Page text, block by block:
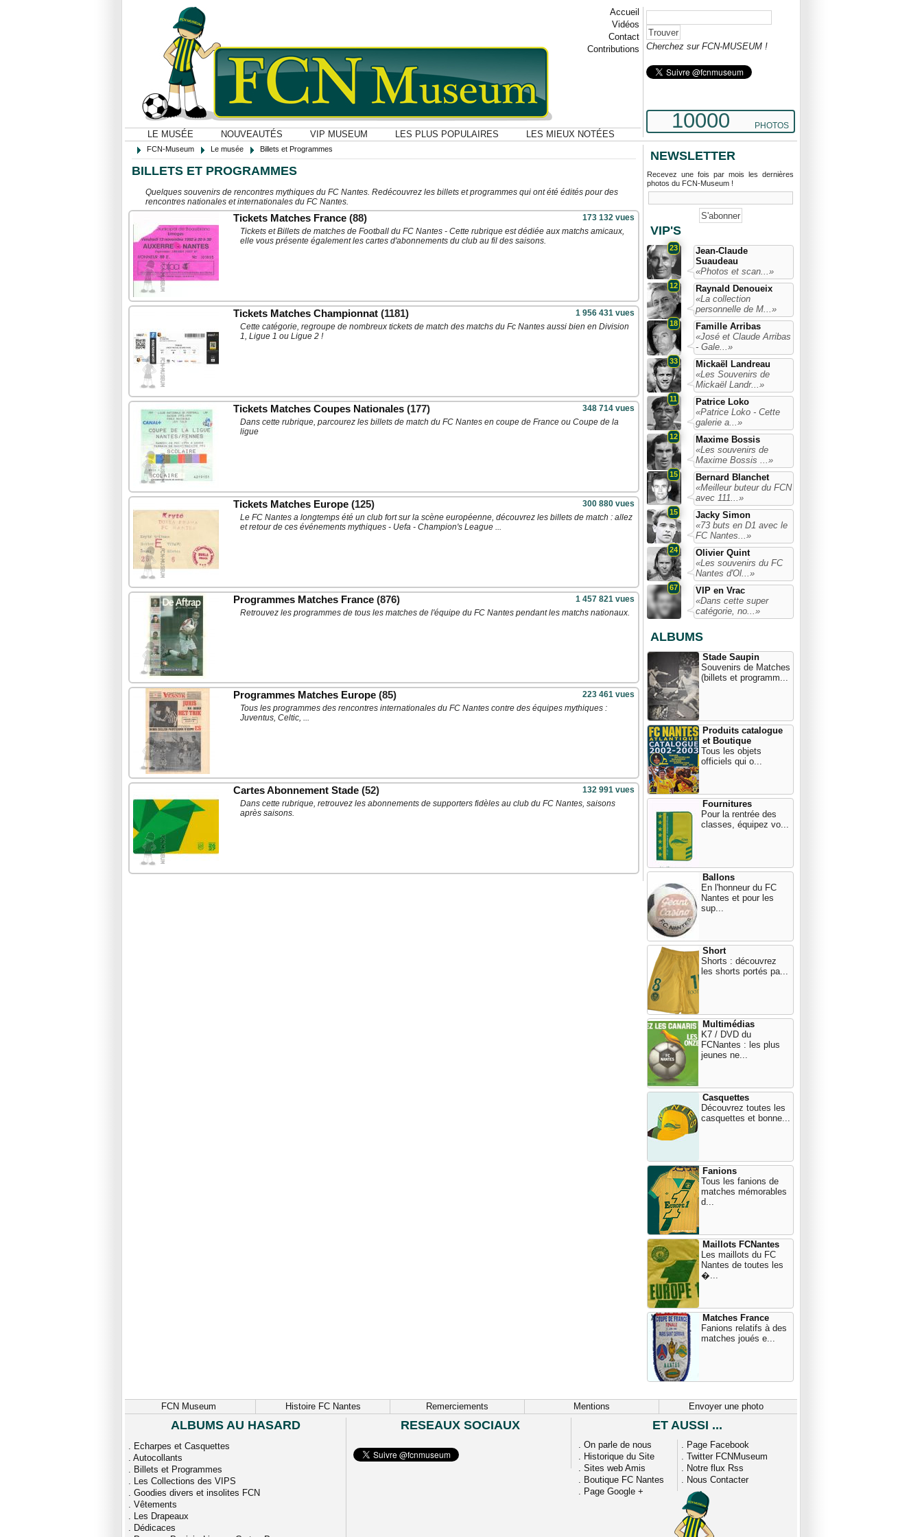
Accueil
Vidéos
Contact
Contributions
LE MUSÉE NOUVEAUTÉS VIP MUSEUM LES PLUS POPULAIRES LES MIEUX NOTÉES
Cherchez sur FCN-MUSEUM !
10000 PHOTOS
FCN-Museum Le musée Billets et Programmes
BILLETS ET PROGRAMMES
Quelques souvenirs de rencontres mythiques du FC Nantes. Redécouvrez les billets et programmes qui ont été édités pour des
rencontres nationales et internationales du FC Nantes.
Tickets Matches France (88) 173 132 vues
Tickets et Billets de matches de Football du FC Nantes - Cette rubrique est dédiée aux matchs amicaux,
elle vous présente également les cartes d'abonnements du club au fil des saisons.
Tickets Matches Championnat (1181) 1 956 431 vues
Cette catégorie, regroupe de nombreux tickets de match des matchs du Fc Nantes aussi bien en Division
1, Ligue 1 ou Ligue 2 !
Tickets Matches Coupes Nationales (177) 348 714 vues
Dans cette rubrique, parcourez les billets de match du FC Nantes en coupe de France ou Coupe de la
ligue
Tickets Matches Europe (125) 300 880 vues
Le FC Nantes a longtemps été un club fort sur la scène européenne, découvrez les billets de match : allez
et retour de ces événements mythiques - Uefa - Champion's League ...
Programmes Matches France (876) 1 457 821 vues
Retrouvez les programmes de tous les matches de l'équipe du FC Nantes pendant les matchs nationaux.
Programmes Matches Europe (85) 223 461 vues
Tous les programmes des rencontres internationales du FC Nantes contre des équipes mythiques :
Juventus, Celtic, ...
Cartes Abonnement Stade (52) 132 991 vues
Dans cette rubrique, retrouvez les abonnements de supporters fidèles au club du FC Nantes, saisons
après saisons.
NEWSLETTER
Recevez une fois par mois les dernières
photos du FCN-Museum !
VIP'S
23
Jean-Claude
Suaudeau
«Photos et scan...»
12
Raynald Denoueix
«La collection
personnelle de M...»
18
Famille Arribas
«José et Claude Arribas
- Gale...»
33
Mickaël Landreau
«Les Souvenirs de
Mickaël Landr...»
11
Patrice Loko
«Patrice Loko - Cette
galerie a...»
12
Maxime Bossis
«Les souvenirs de
Maxime Bossis ...»
15
Bernard Blanchet
«Meilleur buteur du FCN
avec 111...»
15
Jacky Simon
«73 buts en D1 avec le
FC Nantes...»
24
Olivier Quint
«Les souvenirs du FC
Nantes d'Ol...»
67
VIP en Vrac
«Dans cette super
catégorie, no...»
ALBUMS
Stade Saupin
Souvenirs de Matches
(billets et programm...
Produits catalogue
et Boutique
Tous les objets
officiels qui o...
Fournitures
Pour la rentrée des
classes, équipez vo...
Ballons
En l'honneur du FC
Nantes et pour les
sup...
Short
Shorts : découvrez
les shorts portés pa...
Multimédias
K7 / DVD du
FCNantes : les plus
jeunes ne...
Casquettes
Découvrez toutes les
casquettes et bonne...
Fanions
Tous les fanions de
matches mémorables
d...
Maillots FCNantes
Les maillots du FC
Nantes de toutes les
�...
Matches France
Fanions relatifs à des
matches joués e...
FCN Museum Histoire FC Nantes Remerciements Mentions Envoyer une photo
ALBUMS AU HASARD
. Echarpes et Casquettes
. Autocollants
. Billets et Programmes
. Les Collections des VIPS
. Goodies divers et insolites FCN
. Vêtements
. Les Drapeaux
. Dédicaces
RESEAUX SOCIAUX ET AUSSI ...
. On parle de nous
. Historique du Site
. Sites web Amis
. Boutique FC Nantes
. Page Google +
. Page Facebook
. Twitter FCNMuseum
. Notre flux Rss
. Nous Contacter